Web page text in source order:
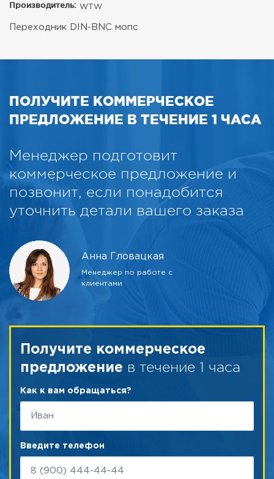
Производитель: WTW
Переходник DIN-BNC мопс
ПОЛУЧИТЕ КОММЕРЧЕСКОЕ
ПРЕДЛОЖЕНИЕ В ТЕЧЕНИЕ 1 ЧАСА
Менеджер подготовит
коммерческое предложение и
позвонит, если понадобится
уточнить детали вашего заказа
Анна Гловацкая
Менеджер по работе с
клиентами
Получите коммерческое
предложение в течение 1 часа
Как к вам обращаться?
Введите телефон